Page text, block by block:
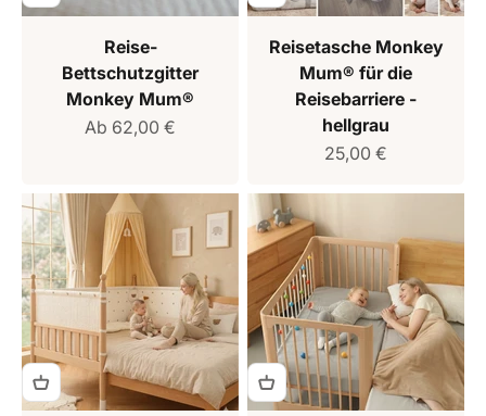
Reise-
Bettschutzgitter
Monkey Mum®
Verkaufspreis
Ab 62,00 €
Reisetasche Monkey
Mum® für die
Reisebarriere -
hellgrau
Verkaufspreis
25,00 €